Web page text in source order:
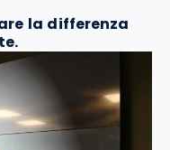
la differenza